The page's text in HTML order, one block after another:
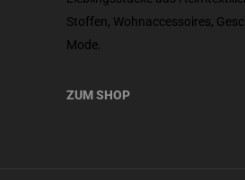
Stoffen, Wohnaccessoires,
Mode.
ZUM SHOP